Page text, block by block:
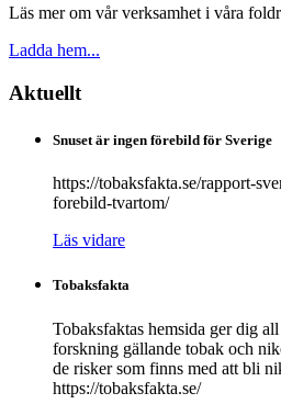
Läs mer om vår verksamhet i våra
Ladda hem...
Aktuellt
Snuset är ingen förebild för Sverige
https://tobaksfakta.se/rapport-
forebild-tvartom/
Läs vidare
Tobaksfakta
Tobaksfaktas hemsida ger dig
forskning gällande tobak och
de risker som finns med att bli
https://tobaksfakta.se/